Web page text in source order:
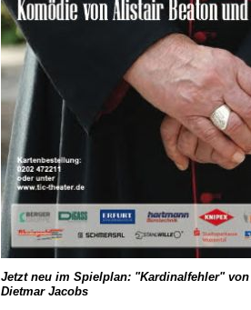
Jetzt neu im Spielplan: "Kardinalfehler"
Dietmar Jacobs